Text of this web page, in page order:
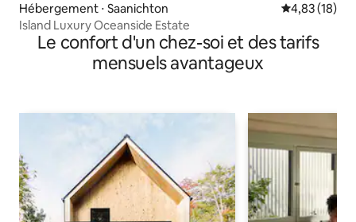
Hébergement ⋅ Saanichton Évaluation
4,83 (18)
Island Luxury Oceanside Estate
Le confort d'un chez-soi et des tarifs
mensuels avantageux